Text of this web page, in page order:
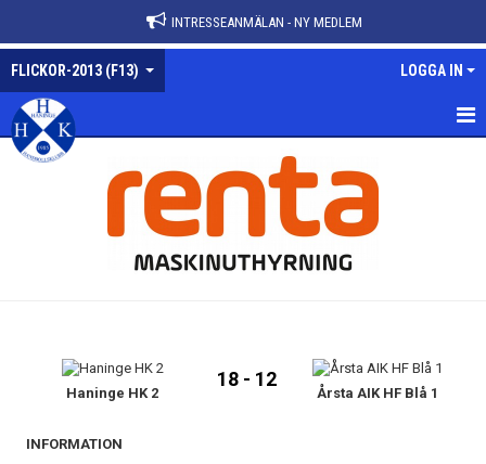
INTRESSEANMÄLAN - NY MEDLEM
FLICKOR-2013 (F13) LOGGA IN
FLICKOR-2013
BILDGALLERI
DOKUMENT
Haninge HK 2
18 - 12
Årsta AIK HF Blå 1
INFORMATION